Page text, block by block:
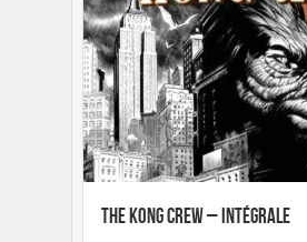
The Kong Crew – intégrale